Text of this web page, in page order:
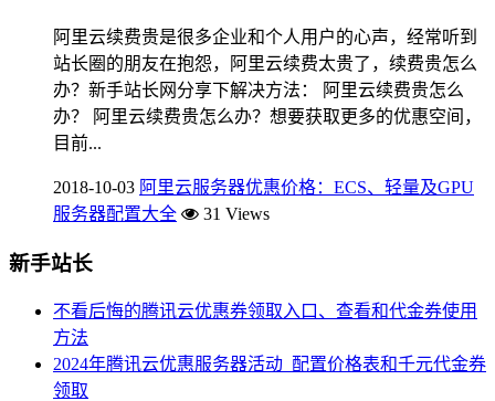
阿里云续费贵是很多企业和个人用户的心声，经常听到
站长圈的朋友在抱怨，阿里云续费太贵了，续费贵怎么
办？新手站长网分享下解决方法： 阿里云续费贵怎么
办？ 阿里云续费贵怎么办？想要获取更多的优惠空间，
目前...
2018-10-03 阿里云服务器优惠价格：ECS、轻量及GPU
服务器配置大全
31 Views
新手站长
不看后悔的腾讯云优惠券领取入口、查看和代金券使用
方法
2024年腾讯云优惠服务器活动_配置价格表和千元代金券
领取